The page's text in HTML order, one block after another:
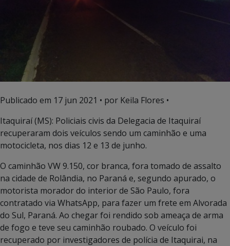
Publicado em 17 jun 2021 • por Keila Flores •
Itaquiraí (MS): Policiais civis da Delegacia de Itaquiraí
recuperaram dois veículos sendo um caminhão e uma
motocicleta, nos dias 12 e 13 de junho.
O caminhão VW 9.150, cor branca, fora tomado de assalto
na cidade de Rolândia, no Paraná e, segundo apurado, o
motorista morador do interior de São Paulo, fora
contratado via WhatsApp, para fazer um frete em Alvorada
do Sul, Paraná. Ao chegar foi rendido sob ameaça de arma
de fogo e teve seu caminhão roubado. O veículo foi
recuperado por investigadores de polícia de Itaquirai, na